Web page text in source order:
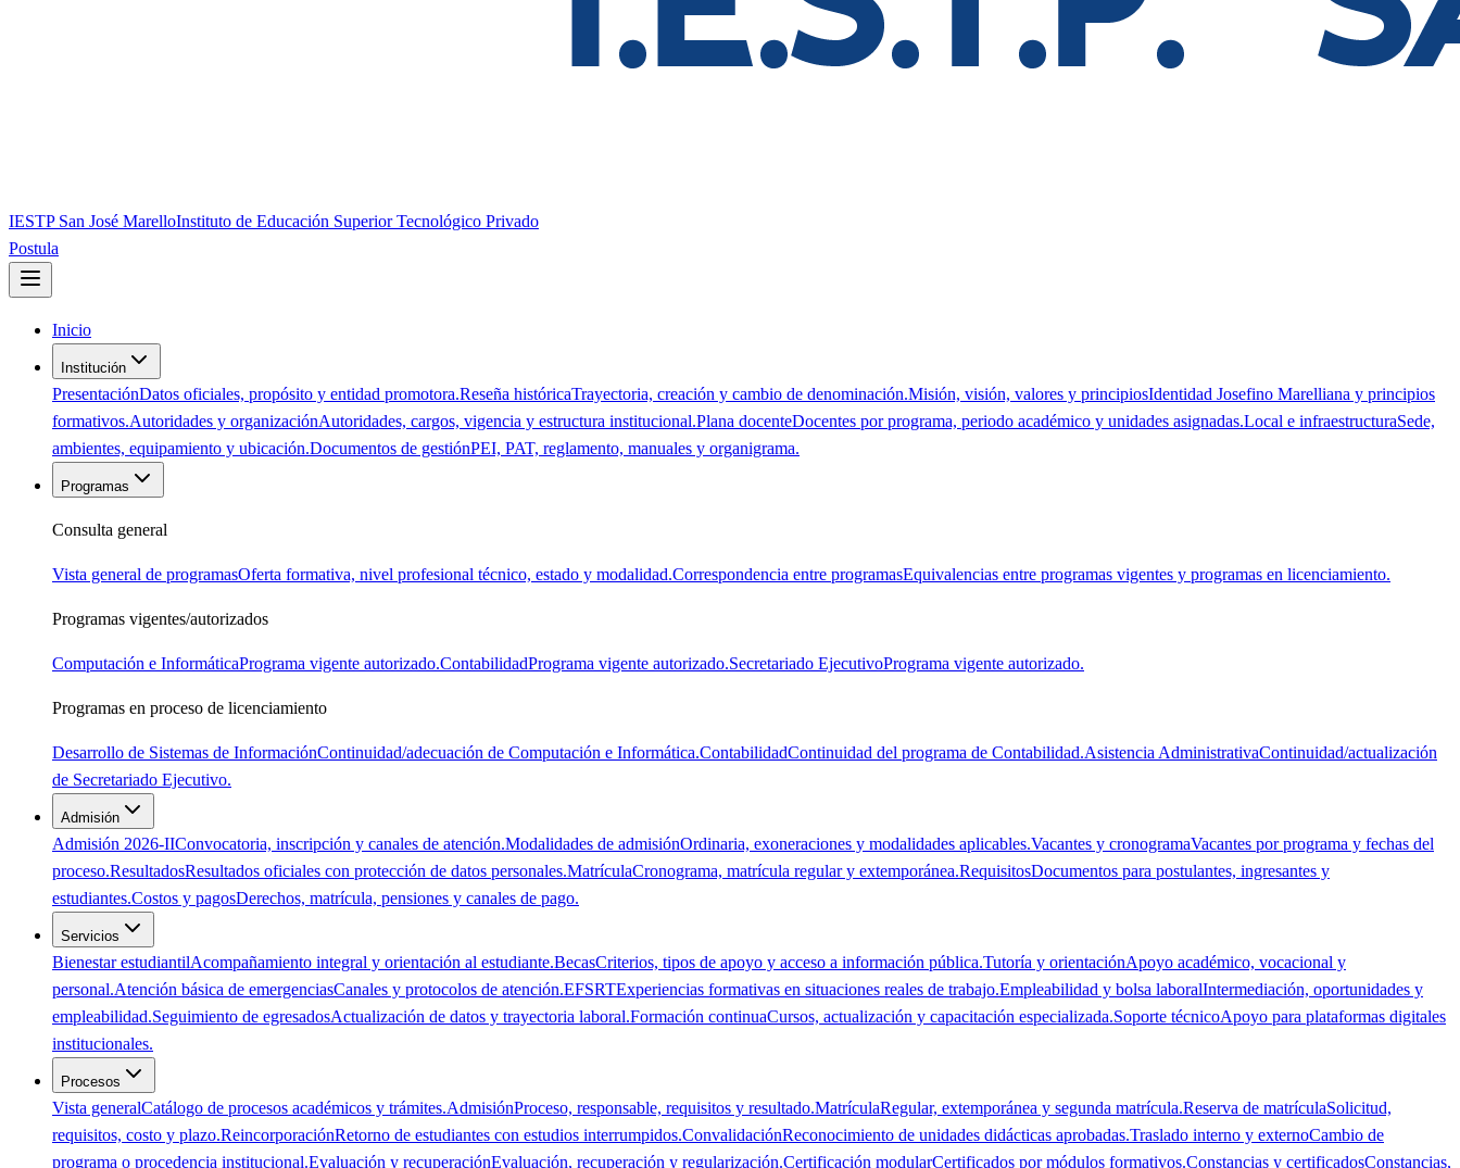
IESTP San José MarelloInstituto de Educación Superior Tecnológico Privado
Postula
Inicio
Institución
PresentaciónDatos oficiales, propósito y entidad promotora.Reseña históricaTrayectoria, creación y cambio de denominación.Misión, visión, valores y principiosIdentidad Josefino Marelliana y principios
formativos.Autoridades y organizaciónAutoridades, cargos, vigencia y estructura institucional.Plana docenteDocentes por programa, periodo académico y unidades asignadas.Local e infraestructuraSede,
ambientes, equipamiento y ubicación.Documentos de gestiónPEI, PAT, reglamento, manuales y organigrama.
Programas
Consulta general
Vista general de programasOferta formativa, nivel profesional técnico, estado y modalidad.Correspondencia entre programasEquivalencias entre programas vigentes y programas en licenciamiento.
Programas vigentes/autorizados
Computación e InformáticaPrograma vigente autorizado.ContabilidadPrograma vigente autorizado.Secretariado EjecutivoPrograma vigente autorizado.
Programas en proceso de licenciamiento
Desarrollo de Sistemas de InformaciónContinuidad/adecuación de Computación e Informática.ContabilidadContinuidad del programa de Contabilidad.Asistencia AdministrativaContinuidad/actualización
de Secretariado Ejecutivo.
Admisión
Admisión 2026-IIConvocatoria, inscripción y canales de atención.Modalidades de admisiónOrdinaria, exoneraciones y modalidades aplicables.Vacantes y cronogramaVacantes por programa y fechas del
proceso.ResultadosResultados oficiales con protección de datos personales.MatrículaCronograma, matrícula regular y extemporánea.RequisitosDocumentos para postulantes, ingresantes y
estudiantes.Costos y pagosDerechos, matrícula, pensiones y canales de pago.
Servicios
Bienestar estudiantilAcompañamiento integral y orientación al estudiante.BecasCriterios, tipos de apoyo y acceso a información pública.Tutoría y orientaciónApoyo académico, vocacional y
personal.Atención básica de emergenciasCanales y protocolos de atención.EFSRTExperiencias formativas en situaciones reales de trabajo.Empleabilidad y bolsa laboralIntermediación, oportunidades y
empleabilidad.Seguimiento de egresadosActualización de datos y trayectoria laboral.Formación continuaCursos, actualización y capacitación especializada.Soporte técnicoApoyo para plataformas digitales
institucionales.
Procesos
Vista generalCatálogo de procesos académicos y trámites.AdmisiónProceso, responsable, requisitos y resultado.MatrículaRegular, extemporánea y segunda matrícula.Reserva de matrículaSolicitud,
requisitos, costo y plazo.ReincorporaciónRetorno de estudiantes con estudios interrumpidos.ConvalidaciónReconocimiento de unidades didácticas aprobadas.Traslado interno y externoCambio de
programa o procedencia institucional.Evaluación y recuperaciónEvaluación, recuperación y regularización.Certificación modularCertificados por módulos formativos.Constancias y certificadosConstancias,